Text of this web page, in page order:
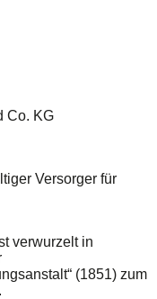
Co. KG
Versorger für
verwurzelt in
(1851) zum